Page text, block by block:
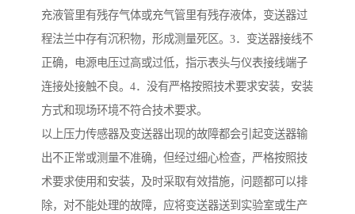
充液管里有残存气体或充气管里有残存液体，变送器过
程法兰中存有沉积物，形成测量死区。3．变送器接线不
正确，电源电压过高或过低，指示表头与仪表接线端子
连接处接触不良。4．没有严格按照技术要求安装，安装
方式和现场环境不符合技术要求。
以上压力传感器及变送器出现的故障都会引起变送器输
出不正常或测量不准确，但经过细心检查，严格按照技
术要求使用和安装，及时采取有效措施，问题都可以排
除，对不能处理的故障，应将变送器送到实验室或生产